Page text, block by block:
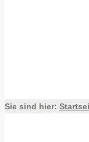
Sie sind hier: